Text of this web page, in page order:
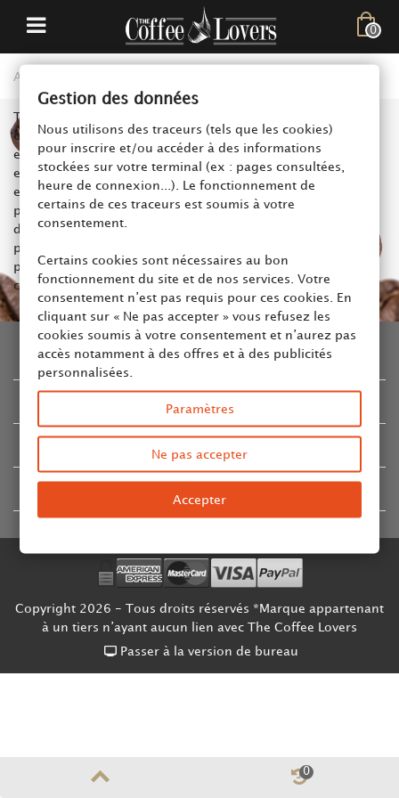
0
Accueil
The Coffee Lovers livre les commandes par
ou par Colissimo et Mondial Relay en 48h(si la commande
est passée avant 14h). Une fois que la commande est
expédiée de notre centre logistique, vous recevez un e-mail
en vous précisant le numéro de suivi et le lien vers le
prestataire logistique. N’hésitez pas à suivre l’état
d’avancement de l’expédition sur le site concerné. Vous
pouvez aussi retrouver cette information sur votre espace
personnel sous la rubrique « Mes commandes » dans « Mon
compte »
INFORMATION
COMPTE & CONTACT
Copyright 2026 - Tous droits réservés *Marque appartenant
à un tiers n’ayant aucun lien avec The Coffee Lovers
Passer à la version de bureau
0
Gestion des données
Nous utilisons des traceurs (tels que les cookies)
pour inscrire et/ou accéder à des informations
stockées sur votre terminal (ex : pages consultées,
heure de connexion...). Le fonctionnement de
certains de ces traceurs est soumis à votre
consentement.
Certains cookies sont nécessaires au bon
fonctionnement du site et de nos services. Votre
consentement n’est pas requis pour ces cookies. En
cliquant sur « Ne pas accepter » vous refusez les
cookies soumis à votre consentement et n’aurez pas
accès notamment à des offres et à des publicités
personnalisées.
Paramètres
Ne pas accepter
Accepter